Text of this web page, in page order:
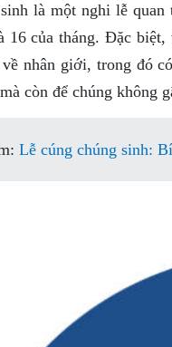
là một nghi lễ
16 của tháng. Đặc
nhân giới, trong đó
còn để chúng không
Lễ cúng chúng sinh: